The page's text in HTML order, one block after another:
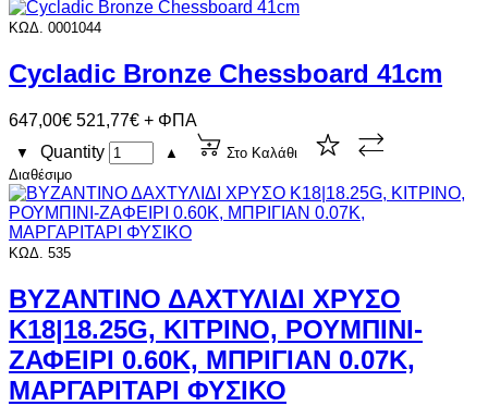
ΚΩΔ. 0001044
Cycladic Bronze Chessboard 41cm
647,00€ 521,77€ + ΦΠΑ
▼ Quantity ▲
Στο Καλάθι
Διαθέσιμο
ΚΩΔ. 535
ΒΥΖΑΝΤΙΝΟ ΔΑΧΤΥΛΙΔΙ ΧΡΥΣΟ
Κ18|18.25G, ΚΙΤΡΙΝΟ, ΡΟΥΜΠΙΝΙ-
ΖΑΦΕΙΡΙ 0.60Κ, ΜΠΡΙΓΙΑΝ 0.07Κ,
ΜΑΡΓΑΡΙΤΑΡΙ ΦΥΣΙΚΟ